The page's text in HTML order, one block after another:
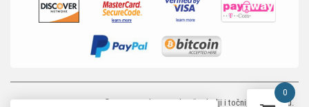
MP-ELEKTRONIKA SHOP© 2026. Trudimo se dati što bolji i točniji opis i sliku.
0